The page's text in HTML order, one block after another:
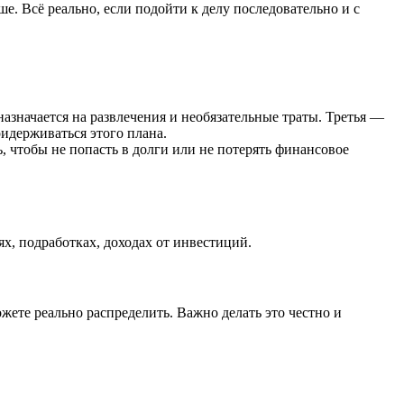
Всё реально, если подойти к делу последовательно и с
на развлечения и необязательные траты. Третья —
этого плана.
не попасть в долги или не потерять финансовое
подработках, доходах от инвестиций.
реально распределить. Важно делать это честно и